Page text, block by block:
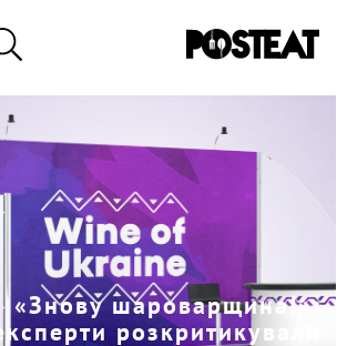
«Знову шароварщина!»:
експерти розкритикували